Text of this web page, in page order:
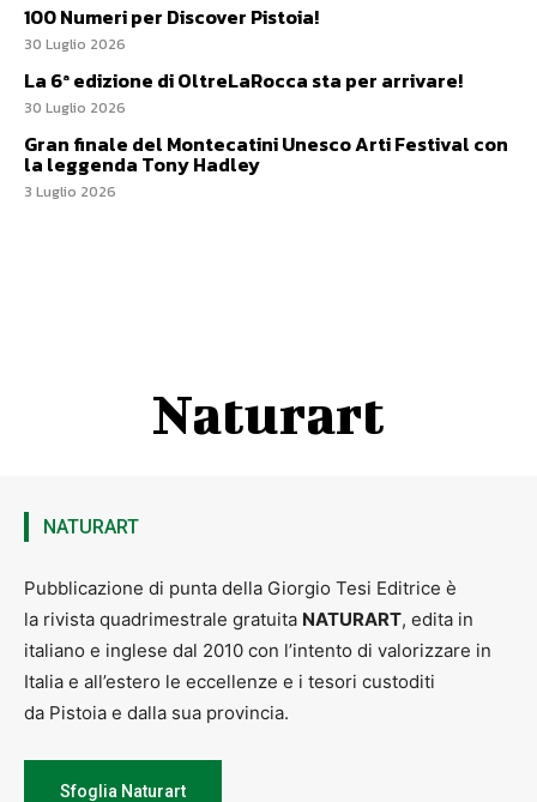
100 Numeri per Discover Pistoia!
30 Luglio 2026
La 6ª edizione di OltreLaRocca sta per arrivare!
30 Luglio 2026
Gran finale del Montecatini Unesco Arti Festival con
la leggenda Tony Hadley
3 Luglio 2026
Naturart
NATURART
Pubblicazione di punta della Giorgio Tesi Editrice è
la rivista quadrimestrale gratuita NATURART, edita in
italiano e inglese dal 2010 con l’intento di valorizzare in
Italia e all’estero le eccellenze e i tesori custoditi
da Pistoia e dalla sua provincia.
Sfoglia Naturart